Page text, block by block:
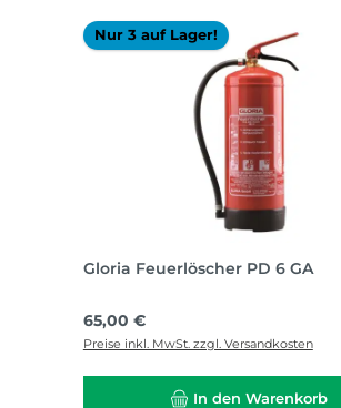
Nur 3 auf Lager!
Gloria Feuerlöscher PD 6 GA
Regulärer Preis:
65,00 €
Preise inkl. MwSt. zzgl. Versandkosten
In den Warenkorb